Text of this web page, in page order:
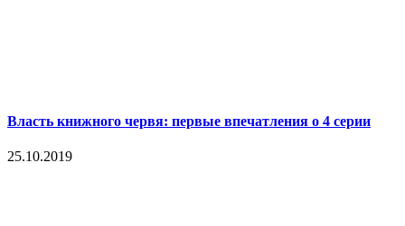
Власть книжного червя: первые впечатления о 4 серии
25.10.2019